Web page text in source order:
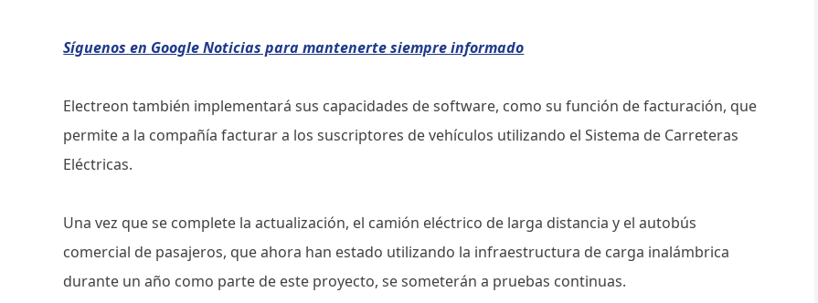
Síguenos en Google Noticias para mantenerte siempre informado
Electreon también implementará sus capacidades de software, como su función de facturación, que
permite a la compañía facturar a los suscriptores de vehículos utilizando el Sistema de Carreteras
Eléctricas.
Una vez que se complete la actualización, el camión eléctrico de larga distancia y el autobús
comercial de pasajeros, que ahora han estado utilizando la infraestructura de carga inalámbrica
durante un año como parte de este proyecto, se someterán a pruebas continuas.